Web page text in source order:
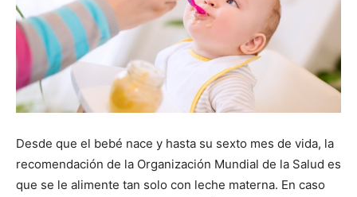
Desde que el bebé nace y hasta su sexto mes de vida, la
recomendación de la Organización Mundial de la Salud es
que se le alimente tan solo con leche materna. En caso